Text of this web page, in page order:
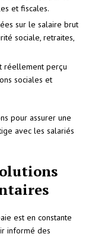
et fiscales.
sur le salaire brut
sociale, retraites,
réellement perçu
sociales et
pour assurer une
avec les salariés
est en constante
informé des